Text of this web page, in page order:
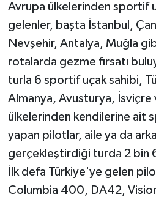
Avrupa ülkelerinden sportif
gelenler, başta İstanbul,
Nevşehir, Antalya, Muğla
rotalarda gezme fırsatı
turla 6 sportif uçak sahibi,
Almanya, Avusturya, İsviçre
ülkelerinden kendilerine ait
yapan pilotlar, aile ya da
gerçekleştirdiği turda 2 bin
İlk defa Türkiye'ye gelen
Columbia 400, DA42,